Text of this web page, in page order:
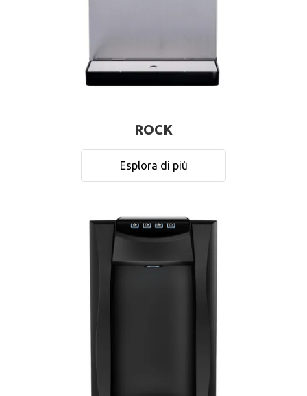
ROCK
Esplora di più